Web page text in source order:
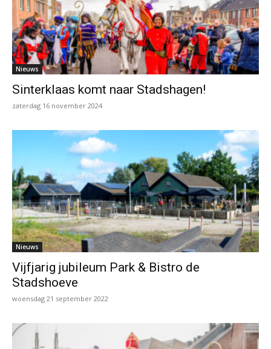
Nieuws
Sinterklaas komt naar Stadshagen!
zaterdag 16 november 2024
Nieuws
Vijfjarig jubileum Park & Bistro de
Stadshoeve
woensdag 21 september 2022